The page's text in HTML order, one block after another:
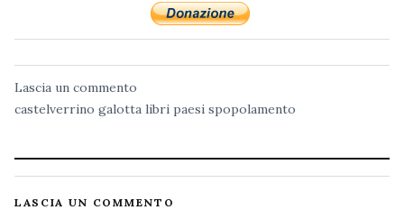
Lascia un commento
castelverrino galotta libri paesi spopolamento
LASCIA UN COMMENTO